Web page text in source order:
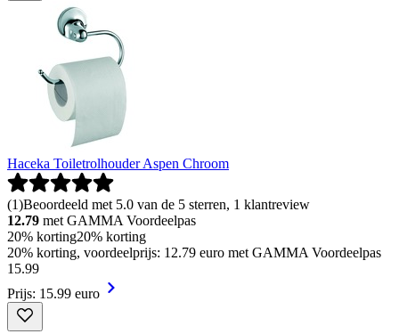
Haceka Toiletrolhouder Aspen Chroom
(1)Beoordeeld met 5.0 van de 5 sterren, 1 klantreview
12.79 met GAMMA Voordeelpas
20% korting20% korting
20% korting, voordeelprijs: 12.79 euro met GAMMA Voordeelpas
15.99
Prijs: 15.99 euro